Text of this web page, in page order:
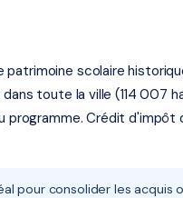
patrimoine scolaire
toute la ville (114 007
programme. Crédit
pour consolider les acquis